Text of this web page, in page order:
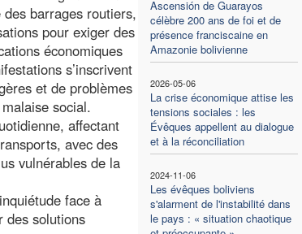
Ascensión de Guarayos
célèbre 200 ans de foi et de
présence franciscaine en
Amazonie bolivienne
2026-05-06
La crise économique attise les
tensions sociales : les
Évêques appellent au dialogue
et à la réconciliation
2024-11-06
Les évêques boliviens
s'alarment de l'instabilité dans
le pays : « situation chaotique
barrages routiers,
pour exiger des
économiques
s’inscrivent
et de problèmes
social.
affectant
avec des
vulnérables de la
face à
des solutions